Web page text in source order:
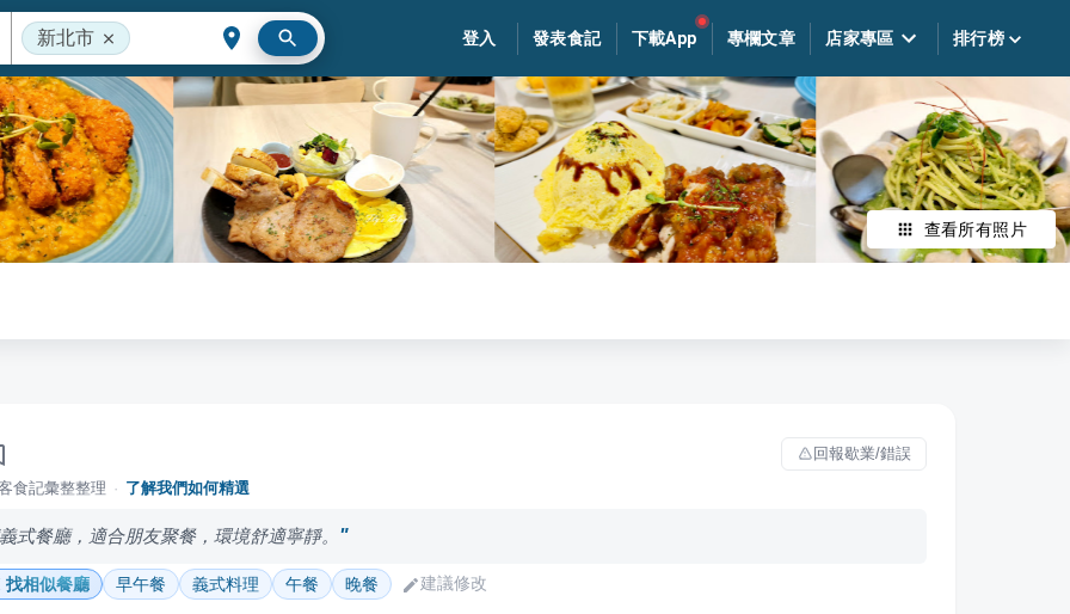
新北市 登入 發表食記 下載App 專欄文章 店家專區 排行榜
查看所有照片
回報歇業/錯誤
食記彙整整理 · 了解我們如何精選
式餐廳，適合朋友聚餐，環境舒適寧靜。
找相似餐廳 早午餐 義式料理 午餐 晚餐 建議修改